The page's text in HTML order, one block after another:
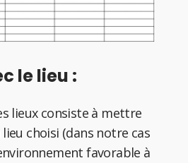
le lieu :
lieux consiste à mettre
choisi (dans notre cas
favorable à